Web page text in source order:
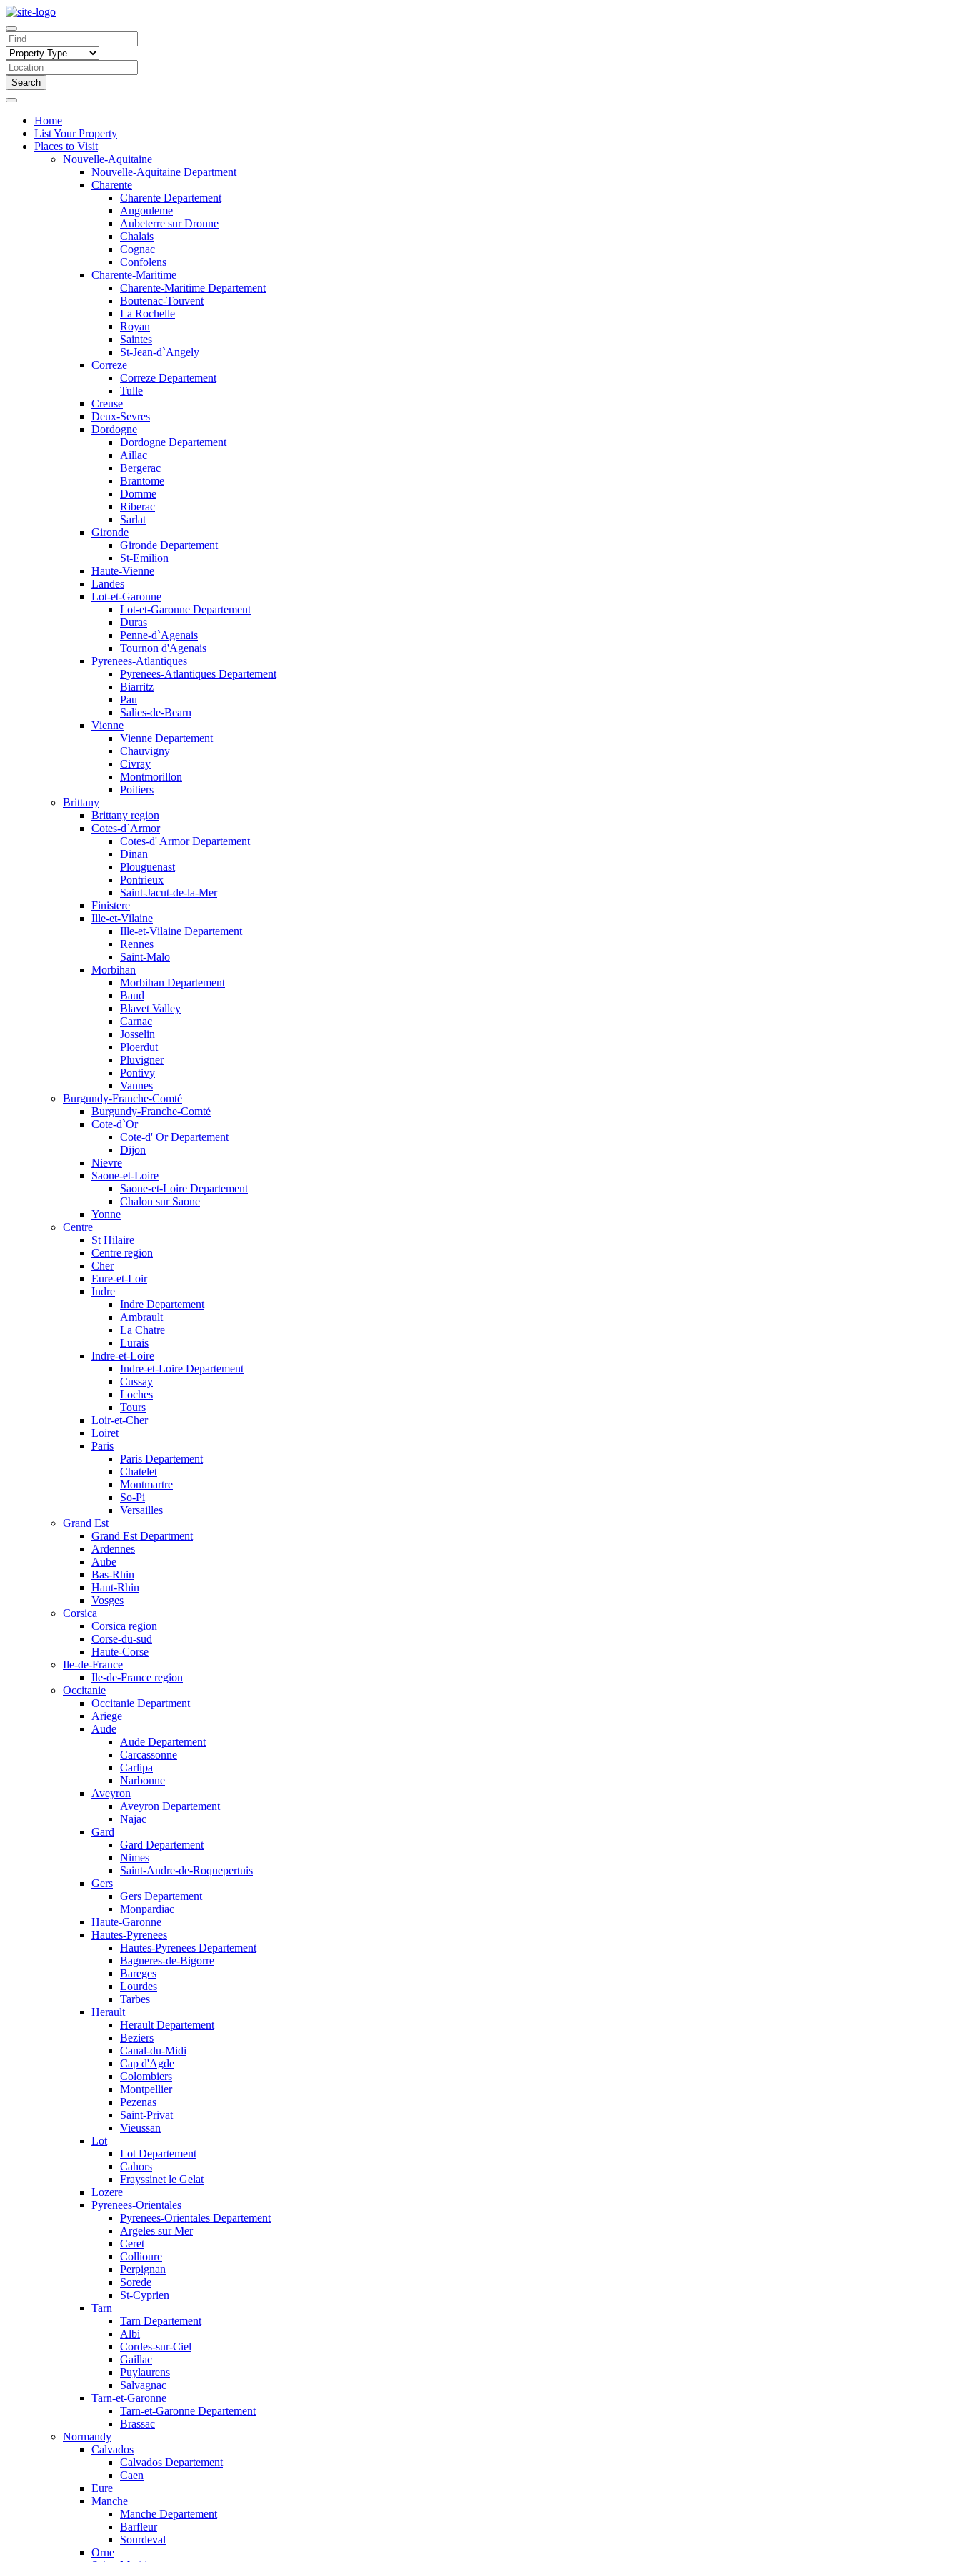
Search
Home
List Your Property
Places to Visit
Nouvelle-Aquitaine
Nouvelle-Aquitaine Department
Charente
Charente Departement
Angouleme
Aubeterre sur Dronne
Chalais
Cognac
Confolens
Charente-Maritime
Charente-Maritime Departement
Boutenac-Touvent
La Rochelle
Royan
Saintes
St-Jean-d`Angely
Correze
Correze Departement
Tulle
Creuse
Deux-Sevres
Dordogne
Dordogne Departement
Aillac
Bergerac
Brantome
Domme
Riberac
Sarlat
Gironde
Gironde Departement
St-Emilion
Haute-Vienne
Landes
Lot-et-Garonne
Lot-et-Garonne Departement
Duras
Penne-d`Agenais
Tournon d'Agenais
Pyrenees-Atlantiques
Pyrenees-Atlantiques Departement
Biarritz
Pau
Salies-de-Bearn
Vienne
Vienne Departement
Chauvigny
Civray
Montmorillon
Poitiers
Brittany
Brittany region
Cotes-d`Armor
Cotes-d' Armor Departement
Dinan
Plouguenast
Pontrieux
Saint-Jacut-de-la-Mer
Finistere
Ille-et-Vilaine
Ille-et-Vilaine Departement
Rennes
Saint-Malo
Morbihan
Morbihan Departement
Baud
Blavet Valley
Carnac
Josselin
Ploerdut
Pluvigner
Pontivy
Vannes
Burgundy-Franche-Comté
Burgundy-Franche-Comté
Cote-d`Or
Cote-d' Or Departement
Dijon
Nievre
Saone-et-Loire
Saone-et-Loire Departement
Chalon sur Saone
Yonne
Centre
St Hilaire
Centre region
Cher
Eure-et-Loir
Indre
Indre Departement
Ambrault
La Chatre
Lurais
Indre-et-Loire
Indre-et-Loire Departement
Cussay
Loches
Tours
Loir-et-Cher
Loiret
Paris
Paris Departement
Chatelet
Montmartre
So-Pi
Versailles
Grand Est
Grand Est Department
Ardennes
Aube
Bas-Rhin
Haut-Rhin
Vosges
Corsica
Corsica region
Corse-du-sud
Haute-Corse
Ile-de-France
Ile-de-France region
Occitanie
Occitanie Department
Ariege
Aude
Aude Departement
Carcassonne
Carlipa
Narbonne
Aveyron
Aveyron Departement
Najac
Gard
Gard Departement
Nimes
Saint-Andre-de-Roquepertuis
Gers
Gers Departement
Monpardiac
Haute-Garonne
Hautes-Pyrenees
Hautes-Pyrenees Departement
Bagneres-de-Bigorre
Bareges
Lourdes
Tarbes
Herault
Herault Departement
Beziers
Canal-du-Midi
Cap d'Agde
Colombiers
Montpellier
Pezenas
Saint-Privat
Vieussan
Lot
Lot Departement
Cahors
Frayssinet le Gelat
Lozere
Pyrenees-Orientales
Pyrenees-Orientales Departement
Argeles sur Mer
Ceret
Collioure
Perpignan
Sorede
St-Cyprien
Tarn
Tarn Departement
Albi
Cordes-sur-Ciel
Gaillac
Puylaurens
Salvagnac
Tarn-et-Garonne
Tarn-et-Garonne Departement
Brassac
Normandy
Calvados
Calvados Departement
Caen
Eure
Manche
Manche Departement
Barfleur
Sourdeval
Orne